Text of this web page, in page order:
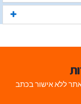
ללא אישור בכתב